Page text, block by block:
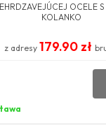
OCELE
KOLANKO
z adresy 179.90 zł